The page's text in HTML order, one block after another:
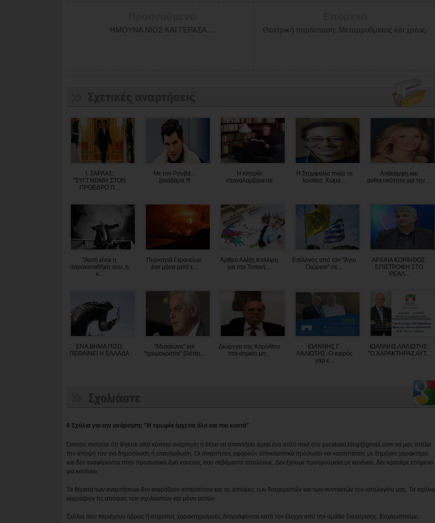
Θεατρική παράσταση: Μεταρρυθμίσεις και χρέος.
ΗΜΟΥΝΑ ΝΙΟΣ ΚΑΙ ΓΕΡΑΣΑ…
Ι. ΣΑΡΛΑΣ:
"ΣΥΓΓΝΩΜΗ ΣΤΟΝ
ΠΡΟΕΔΡΟ Π...
Με τον Ρουβά...
ξεκάθαρα !!!
Η ιστορία
επαναλαμβάνεται
Η Στυμφαλία πνέει τα
λοίσθια: Χώμα ...
Ανάκαμψη και
ανθεκτικότητα για την ...
"Αυτή είναι η
παρακαταθήκη σου, η
κ...
Πυρκαγιά Γερανείων:
ένα μήνα μετά ε...
Άρθρο Αλέξη Καλλίρη
για την Τοπική ...
Επίλογος από τον "Άγιο
Γεώργιο" σε ...
ΑΡΧΑΙΑ ΚΟΡΙΝΘΟΣ:
ΕΠΙΣΤΡΟΦΗ ΣΤΟ
ΡΕΑΛ...
ΕΝΑ ΒΗΜΑ ΠΙΣΩ,
ΠΕΘΑΙΝΕΙ Η ΕΛΛΑΔΑ
"Μεσαίωνα" και
"τρομοκρατία" βλέπει...
Διώρυγα της Κορίνθου
στο σημείο μη...
ΙΩΑΝΝΗΣ Γ.
ΛΑΛΙΩΤΗΣ: Ο καιρός
γαρ ε...
ΙΩΑΝΝΗΣ ΛΑΛΙΩΤΗΣ:
"O XAΡΑΚΤΗΡΑΣ ΑΥΤ...
0 Σχόλια για την ανάρτηση: "Η τιμωρία έρχεται όλο και πιο κοντά"
Όποιος πιστεύει ότι θίγεται από κάποια ανάρτηση ή θέλει να απαντήσει αρκεί ένα απλό mail στο parakato.blog@gmail.com να μας στείλει
την άποψή του για δημοσίευση ή επανόρθωση. Οι αναρτήσεις αφορούν αποκλειστικά πρόσωπα και καταστάσεις με δημόσιο χαρακτήρα
και δεν αναφέρονται στην προσωπική ζωή κανενός που σεβόμαστε απολύτως. Δεν έχουμε προηγούμενα με κανέναν, δεν κρατάμε επόμενα
για κανέναν.
Τα θέματα των αναρτήσεων δεν εκφράζουν απαραίτητα και τις απόψεις των διαχειριστών και των συντακτών του ιστολογίου μας. Τα σχόλια
εκφράζουν τις απόψεις των σχολιαστών και μόνο αυτών.
Σχόλια που περιέχουν ύβρεις ή απρεπείς χαρακτηρισμούς διαγράφονται κατά τον έλεγχο από την ομάδα διαχείρισης. Ευχαριστούμε.